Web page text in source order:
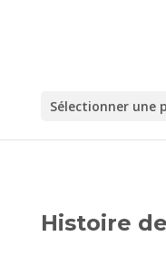
Sélectionner une
Histoire